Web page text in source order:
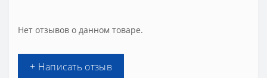
Нет отзывов о данном товаре.
+ Написать отзыв